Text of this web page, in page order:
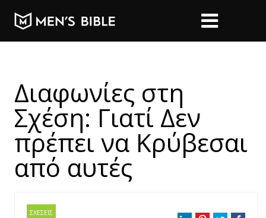
Διαφωνίες στη
Σχέση: Γιατί Δεν
πρέπει να Κρύβεσαι
από αυτές
ΣΧΕΣΕΙΣ